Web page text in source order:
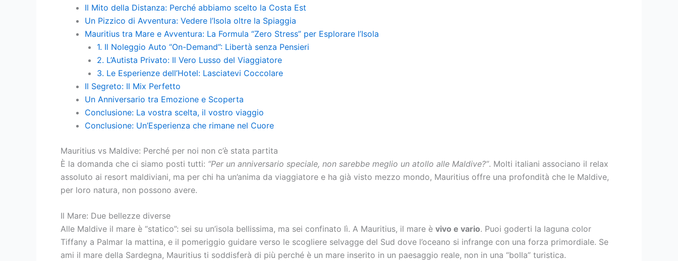
Il Mito della Distanza: Perché abbiamo scelto la Costa Est
Un Pizzico di Avventura: Vedere l’Isola oltre la Spiaggia
Mauritius tra Mare e Avventura: La Formula “Zero Stress” per Esplorare l’Isola
1. Il Noleggio Auto “On-Demand”: Libertà senza Pensieri
2. L’Autista Privato: Il Vero Lusso del Viaggiatore
3. Le Esperienze dell’Hotel: Lasciatevi Coccolare
Il Segreto: Il Mix Perfetto
Un Anniversario tra Emozione e Scoperta
Conclusione: La vostra scelta, il vostro viaggio
Conclusione: Un’Esperienza che rimane nel Cuore
Mauritius vs Maldive: Perché per noi non c’è stata partita
È la domanda che ci siamo posti tutti: “Per un anniversario speciale, non sarebbe meglio un atollo alle Maldive?”. Molti italiani associano il relax
assoluto ai resort maldiviani, ma per chi ha un’anima da viaggiatore e ha già visto mezzo mondo, Mauritius offre una profondità che le Maldive,
per loro natura, non possono avere.
Il Mare: Due bellezze diverse
Alle Maldive il mare è “statico”: sei su un’isola bellissima, ma sei confinato lì. A Mauritius, il mare è vivo e vario. Puoi goderti la laguna color
Tiffany a Palmar la mattina, e il pomeriggio guidare verso le scogliere selvagge del Sud dove l’oceano si infrange con una forza primordiale. Se
ami il mare della Sardegna, Mauritius ti soddisferà di più perché è un mare inserito in un paesaggio reale, non in una “bolla” turistica.